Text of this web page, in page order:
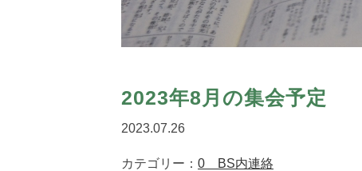
2023年8月の集会予定
2023.07.26
カテゴリー： 0 BS内連絡